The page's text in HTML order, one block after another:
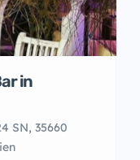
in
SN, 35660